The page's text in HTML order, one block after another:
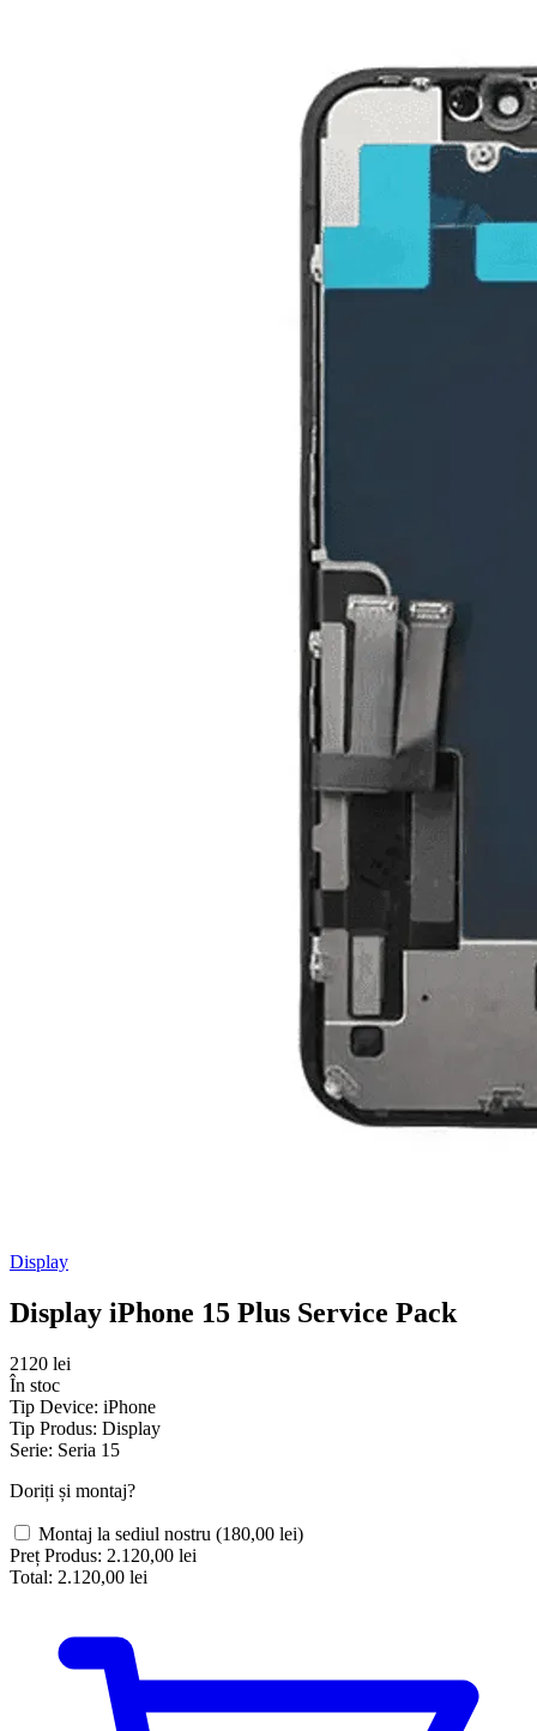
Display
Display iPhone 15 Plus Service Pack
2120 lei
În stoc
Tip Device: iPhone
Tip Produs: Display
Serie: Seria 15
Doriți și montaj?
Montaj la sediul nostru (180,00 lei)
Preț Produs: 2.120,00 lei
Total: 2.120,00 lei